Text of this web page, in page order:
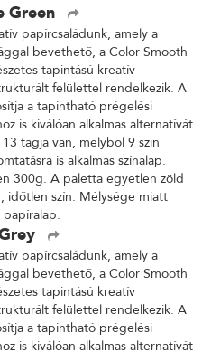
Green
papírcsaládunk, amely a
bevethető, a Color Smooth
tapintású kreatív
felülettel rendelkezik. A
a tapintható prégelési
is kiválóan alkalmas alternatívát
tagja van, melyből 9 szín
is alkalmas színalap.
300g. A paletta egyetlen zöld
időtlen szín. Mélysége miatt
papírcsaládunk, amely a
bevethető, a Color Smooth
tapintású kreatív
felülettel rendelkezik. A
a tapintható prégelési
is kiválóan alkalmas alternatívát